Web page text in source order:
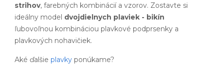
strihov, farebných kombinácií a vzorov. Zostavte si
ideálny model dvojdielnych plaviek - bikín
ľubovoľnou kombináciou plavkové podprsenky a
plavkových nohavičiek.
Aké ďalšie plavky ponúkame?